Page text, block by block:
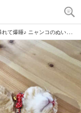
いぐるみのような寝姿が可愛すぎた♡（4枚）